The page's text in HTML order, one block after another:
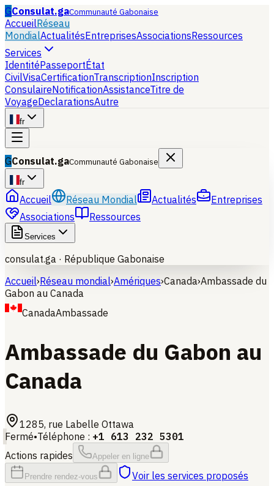
GConsulat.gaCommunauté Gabonaise
AccueilRéseau
MondialActualitésEntreprisesAssociationsRessources
Services
IdentitéPasseportÉtat
CivilVisaCertificationTranscriptionInscription
ConsulaireNotificationAssistanceTitre de
VoyageDeclarationsAutre
fr
GConsulat.gaCommunauté Gabonaise
fr
Accueil Réseau Mondial Actualités
Entreprises
Associations
Ressources
Services
consulat.ga · République Gabonaise
Accueil›Réseau mondial›Amériques›Canada›Ambassade du
Gabon au Canada
CanadaAmbassade
Ambassade du Gabon au
Canada
1285, rue Labelle Ottawa
Fermé•Téléphone : +1 613 232 5301
Actions rapides
Appeler en ligne
Prendre rendez-vous Voir les services proposés